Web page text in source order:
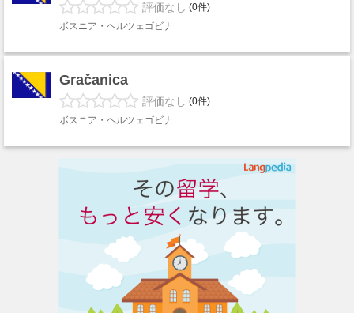
評価なし (0件)
ボスニア・ヘルツェゴビナ
Gračanica
評価なし (0件)
ボスニア・ヘルツェゴビナ